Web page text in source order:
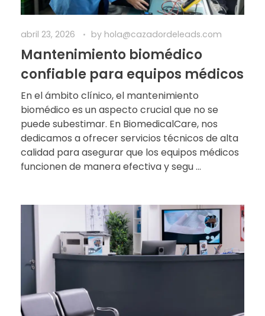
abril 23, 2026 by hola@cazadordeleads.com
Mantenimiento biomédico
confiable para equipos médicos
En el ámbito clínico, el mantenimiento
biomédico es un aspecto crucial que no se
puede subestimar. En BiomedicalCare, nos
dedicamos a ofrecer servicios técnicos de alta
calidad para asegurar que los equipos médicos
funcionen de manera efectiva y segu ...